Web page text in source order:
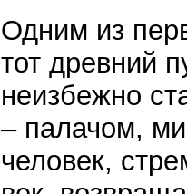
Одним из
тот древний
неизбежно
– палачом,
человек,